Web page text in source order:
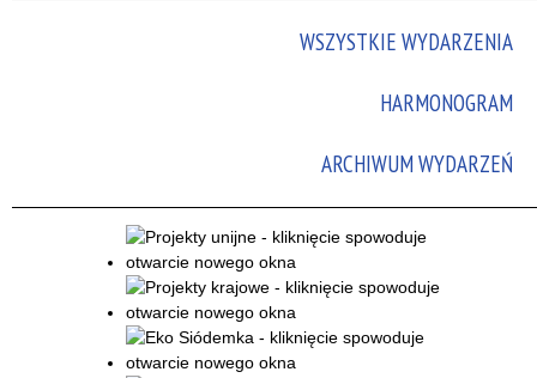
Promowane
WSZYSTKIE WYDARZENIA
HARMONOGRAM
ARCHIWUM WYDARZEŃ